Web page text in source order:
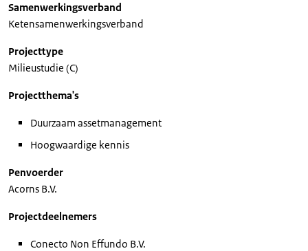
Samenwerkingsverband
Ketensamenwerkingsverband
Projecttype
Milieustudie (C)
Projectthema's
Duurzaam assetmanagement
Hoogwaardige kennis
Penvoerder
Acorns B.V.
Projectdeelnemers
Conecto Non Effundo B.V.